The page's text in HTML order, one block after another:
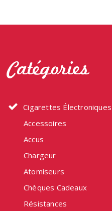
Catégories
Cigarettes Électroniques
Accessoires
Accus
Chargeur
Atomiseurs
Chèques Cadeaux
Résistances